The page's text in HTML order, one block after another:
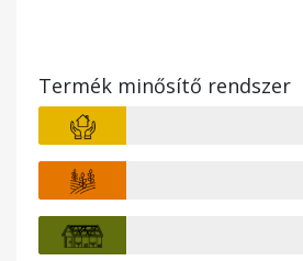
Termék minősítő rendszer